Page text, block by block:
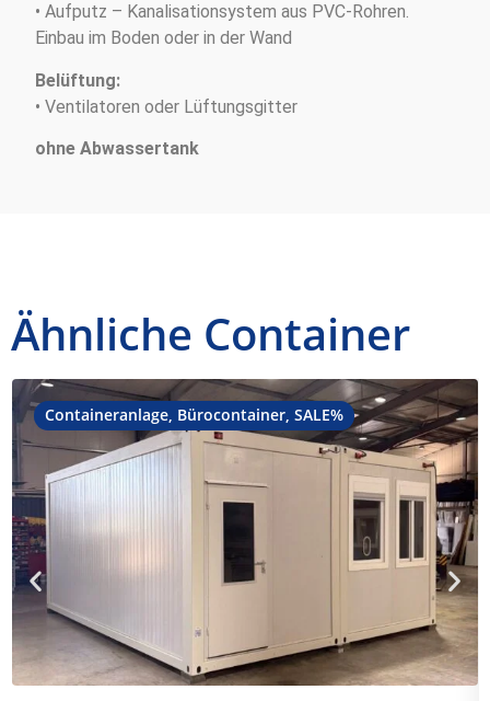
• Aufputz – Kanalisationsystem aus PVC-Rohren.
Einbau im Boden oder in der Wand
Belüftung:
• Ventilatoren oder Lüftungsgitter
ohne Abwassertank
Ähnliche Container
Containeranlage Bürocontainer SALE%